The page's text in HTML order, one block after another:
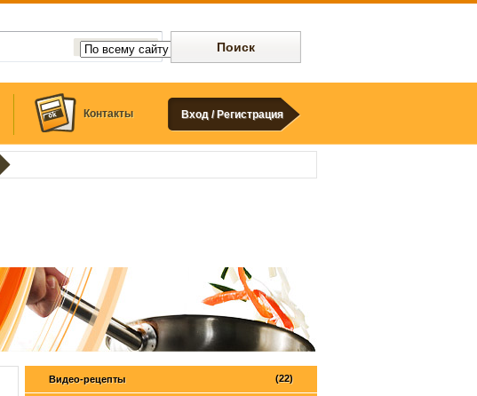
Контакты Вход / Регистрация
(22)
Видео-рецепты